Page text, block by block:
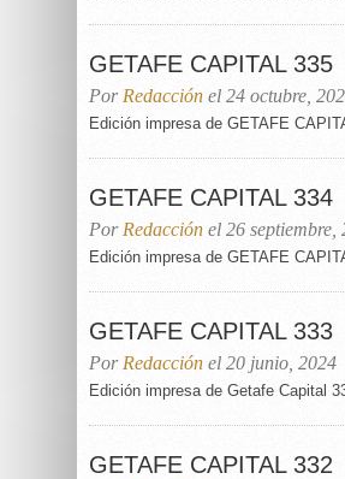
GETAFE CAPITAL 335
Por Redacción el 24 octubre,
Edición impresa de GETAFE
GETAFE CAPITAL 334
Por Redacción el 26 septiembre,
Edición impresa de GETAFE
GETAFE CAPITAL 333
Por Redacción el 20 junio, 2024
Edición impresa de Getafe Capital
GETAFE CAPITAL 332